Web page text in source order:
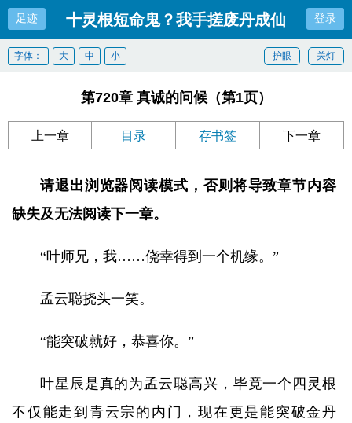
足迹 十灵根短命鬼？我手搓废丹成仙 登录
关灯
护眼
字体： 大 中 小
第720章 真诚的问候（第1页）
上一章 目录 存书签 下一章
请退出浏览器阅读模式，否则将导致章节内容
缺失及无法阅读下一章。
“叶师兄，我……侥幸得到一个机缘。”
孟云聪挠头一笑。
“能突破就好，恭喜你。”
叶星辰是真的为孟云聪高兴，毕竟一个四灵根
不仅能走到青云宗的内门，现在更是能突破金丹